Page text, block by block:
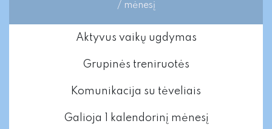
/ mėnesį
Aktyvus vaikų ugdymas
Grupinės treniruotės
Komunikacija su tėveliais
Galioja 1 kalendorinį mėnesį